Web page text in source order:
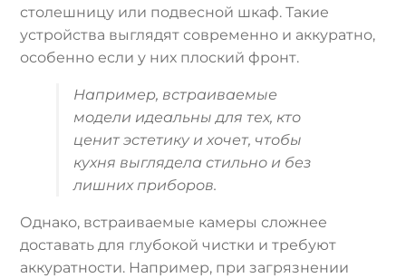
столешницу или подвесной шкаф. Такие
устройства выглядят современно и аккуратно,
особенно если у них плоский фронт.
Например, встраиваемые
модели идеальны для тех, кто
ценит эстетику и хочет, чтобы
кухня выглядела стильно и без
лишних приборов.
Однако, встраиваемые камеры сложнее
доставать для глубокой чистки и требуют
аккуратности. Например, при загрязнении